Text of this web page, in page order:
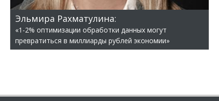
Эльмира Рахматулина:
«1-2% оптимизации обработки данных могут
превратиться в миллиарды рублей экономии»